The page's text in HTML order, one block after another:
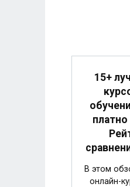
15+
В этом
онлайн-